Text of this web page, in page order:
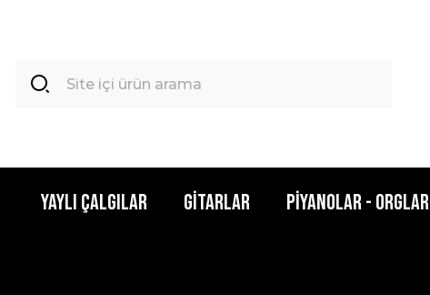
Yaylı Çalgılar Gitarlar Piyanolar - Orglar